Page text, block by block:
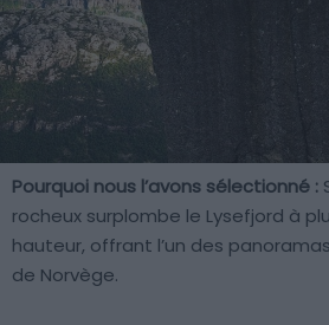
Pourquoi nous l’avons sélectionné :
rocheux surplombe le Lysefjord à
hauteur, offrant l’un des
de Norvège.